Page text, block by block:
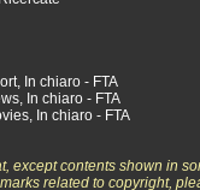
In chiaro - FTA
In chiaro - FTA
In chiaro - FTA
except contents shown in
related to copyright,